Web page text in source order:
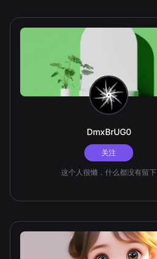
DmxBrUG0
关注
这个人很懒，什么都没有留下